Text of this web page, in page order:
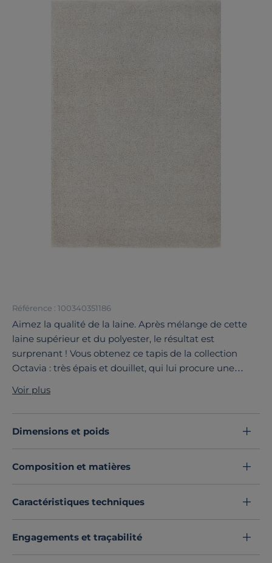
Référence : 100340351186
Aimez la qualité de la laine. Après mélange de cette
laine supérieur et du polyester, le résultat est
surprenant ! Vous obtenez ce tapis de la collection
Octavia : très épais et douillet, qui lui procure une
Ce tapis à la forme rectangulaire est d'une douceur
ultime ! Il ornera parfaitement le sol de votre séjour
avec ses lignes triangulaires et son air contemporain.
Voir plus
Dimensions et poids
Composition et matières
Caractéristiques techniques
Engagements et traçabilité